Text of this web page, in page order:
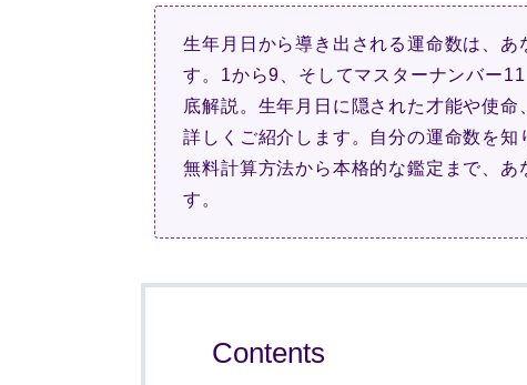
生年月日から導き出される運命数は、
す。1から9、そしてマスターナンバー
底解説。生年月日に隠された才能や使
詳しくご紹介します。自分の運命数を知
無料計算方法から本格的な鑑定まで、
す。
Contents